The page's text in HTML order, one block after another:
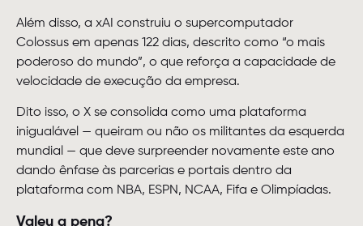
Além disso, a xAI construiu o supercomputador
Colossus em apenas 122 dias, descrito como “o mais
poderoso do mundo”, o que reforça a capacidade de
velocidade de execução da empresa.
Dito isso, o X se consolida como uma plataforma
inigualável — queiram ou não os militantes da esquerda
mundial — que deve surpreender novamente este ano
dando ênfase às parcerias e portais dentro da
plataforma com NBA, ESPN, NCAA, Fifa e Olimpíadas.
Valeu a pena?